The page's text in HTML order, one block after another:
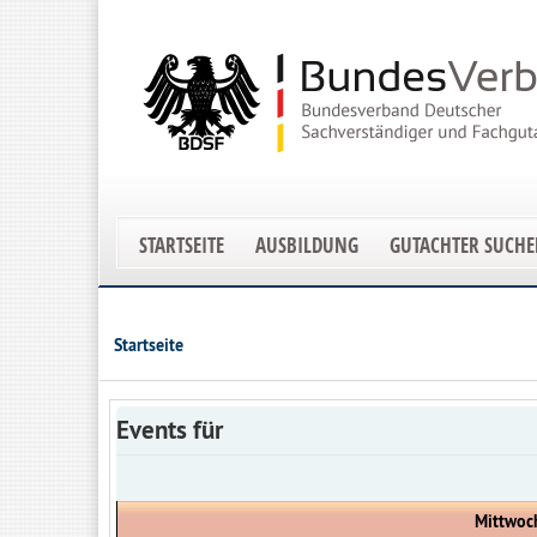
STARTSEITE AUSBILDUNG GUTACHTER
Startseite
Events für